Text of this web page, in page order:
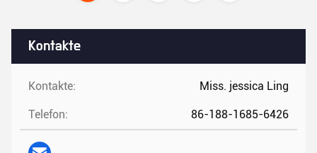
Kontakte
Kontakte: Miss. jessica Ling
Telefon: 86-188-1685-6426